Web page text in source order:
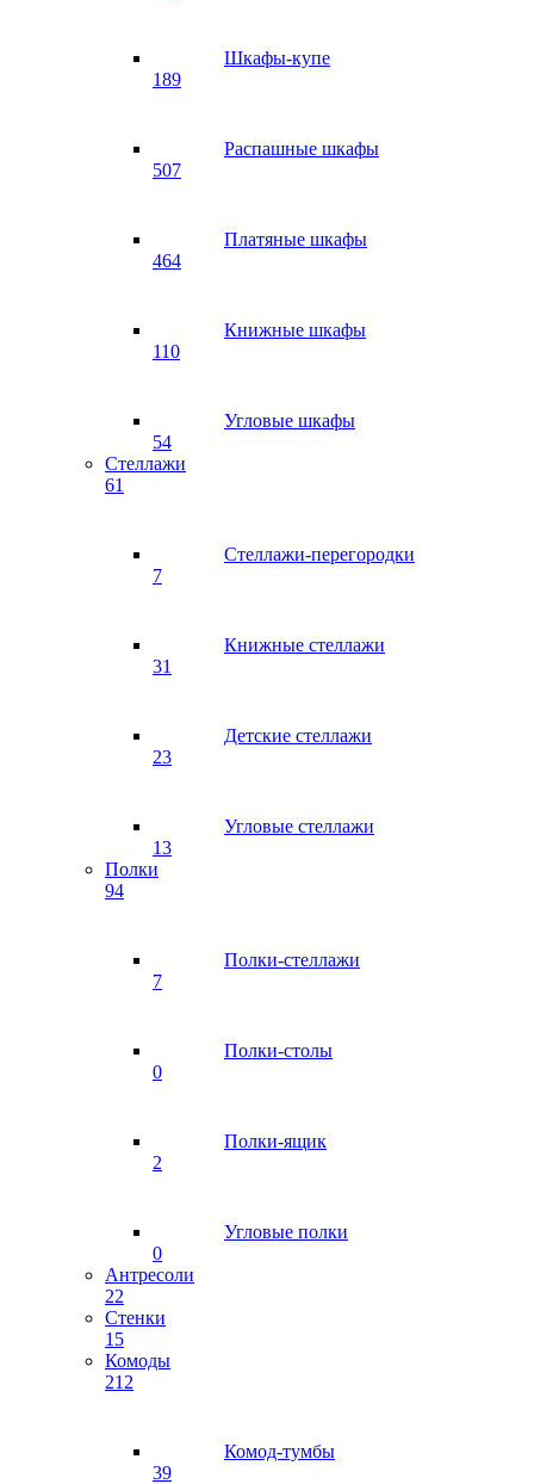
Шкафы-купе
189
Распашные шкафы
507
Платяные шкафы
464
Книжные шкафы
110
Угловые шкафы
54
Стеллажи
61
Стеллажи-перегородки
7
Книжные стеллажи
31
Детские стеллажи
23
Угловые стеллажи
13
Полки
94
Полки-стеллажи
7
Полки-столы
0
Полки-ящик
2
Угловые полки
0
Антресоли
22
Стенки
15
Комоды
212
Комод-тумбы
39